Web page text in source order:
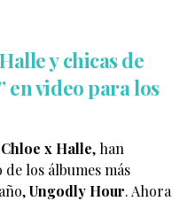
y chicas de
en video para los
Chloe x Halle, han
los álbumes más
Ungodly Hour. Ahora